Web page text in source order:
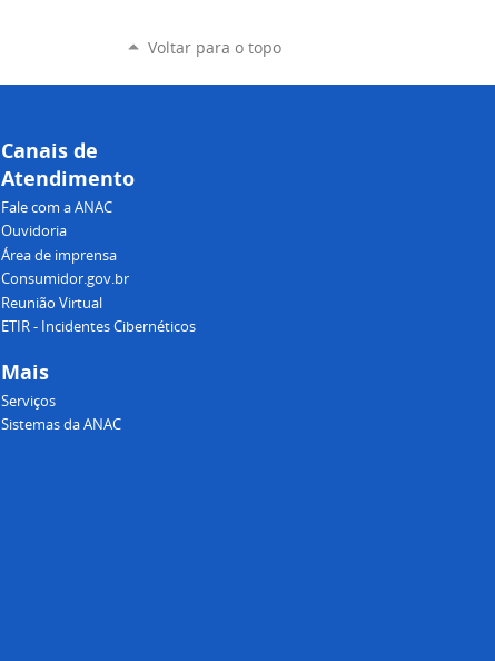
Voltar para o topo
Canais de
Atendimento
Fale com a ANAC
Ouvidoria
Área de imprensa
Consumidor.gov.br
Reunião Virtual
ETIR - Incidentes Cibernéticos
Mais
Serviços
Sistemas da ANAC